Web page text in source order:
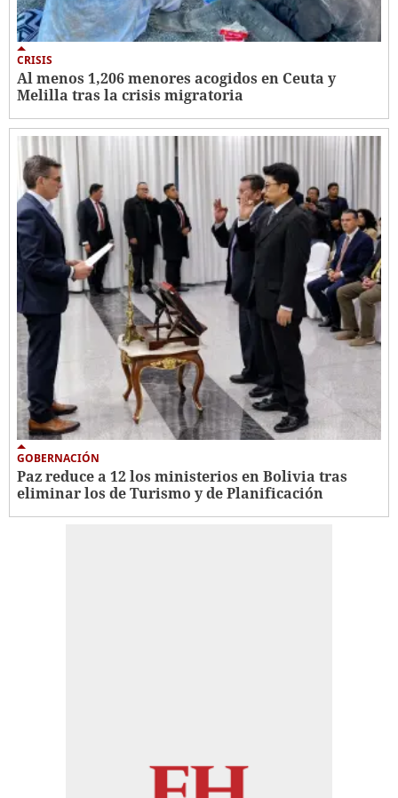
CRISIS
Al menos 1,206 menores acogidos en Ceuta y
Melilla tras la crisis migratoria
GOBERNACIÓN
Paz reduce a 12 los ministerios en Bolivia tras
eliminar los de Turismo y de Planificación